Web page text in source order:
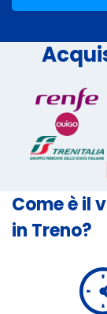
Come è il
in Treno?